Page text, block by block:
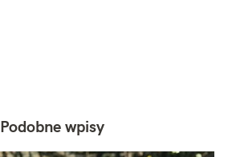
Podobne wpisy